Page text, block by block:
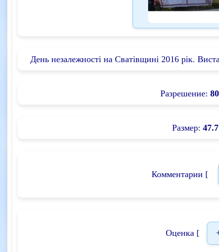
День незалежності на Сватівщині 2016 рік.
Разрешение:
Размер: 47.7
Комментарии [
Оценка [